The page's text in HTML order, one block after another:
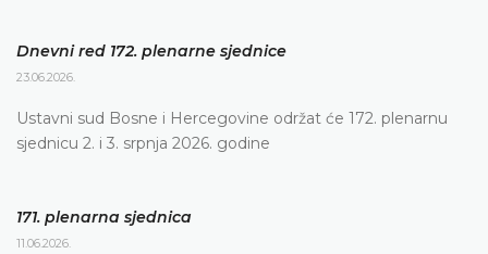
Dnevni red 172. plenarne sjednice
23.06.2026.
Ustavni sud Bosne i Hercegovine održat će 172. plenarnu
sjednicu 2. i 3. srpnja 2026. godine
171. plenarna sjednica
11.06.2026.